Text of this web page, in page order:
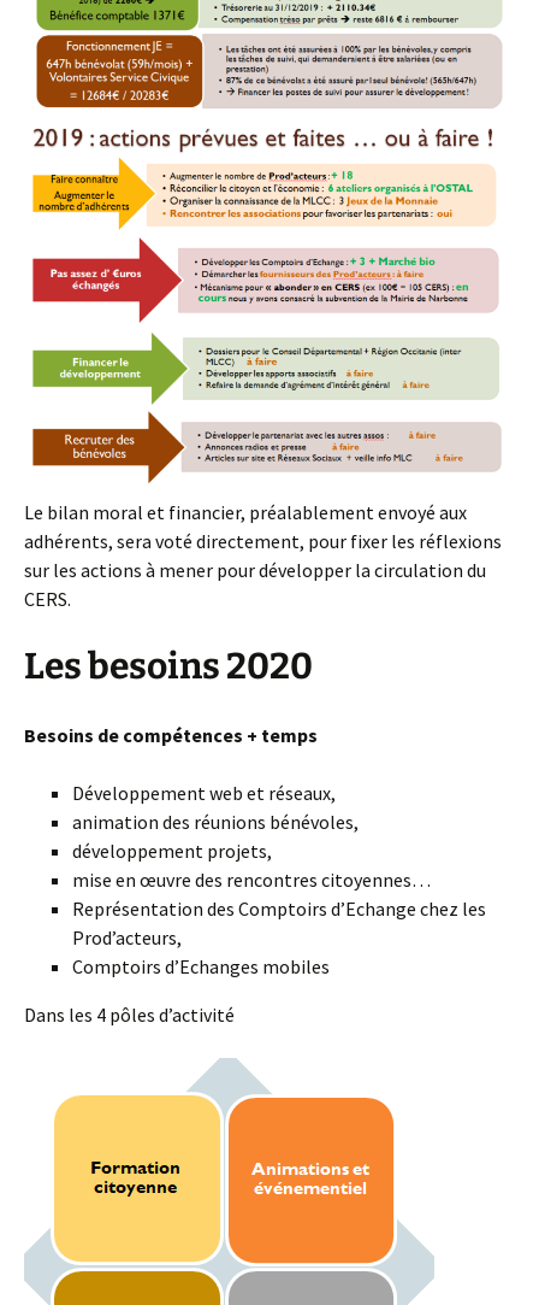
Le bilan moral et financier, préalablement envoyé aux
adhérents, sera voté directement, pour fixer les réflexions
sur les actions à mener pour développer la circulation du
CERS.
Les besoins 2020
Besoins de compétences + temps
Développement web et réseaux,
animation des réunions bénévoles,
développement projets,
mise en œuvre des rencontres citoyennes…
Représentation des Comptoirs d’Echange chez les
Prod’acteurs,
Comptoirs d’Echanges mobiles
Dans les 4 pôles d’activité